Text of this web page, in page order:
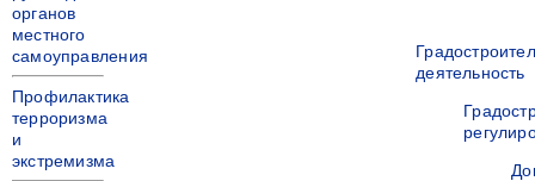
органов
местного
самоуправления
Профилактика
терроризма
и
экстремизма
деятельность